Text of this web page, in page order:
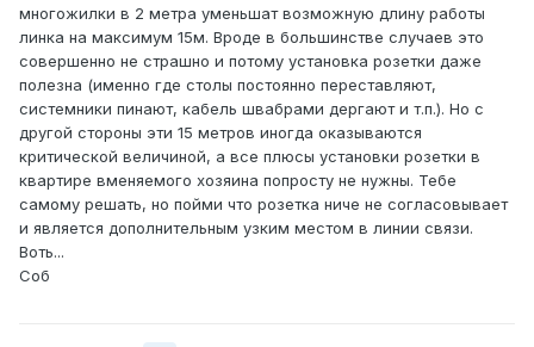
многожилки в 2 метра уменьшат возможную длину работы
линка на максимум 15м. Вроде в большинстве случаев это
совершенно не страшно и потому установка розетки даже
полезна (именно где столы постоянно переставляют,
системники пинают, кабель швабрами дергают и т.п.). Но с
другой стороны эти 15 метров иногда оказываются
критической величиной, а все плюсы установки розетки в
квартире вменяемого хозяина попросту не нужны. Тебе
самому решать, но пойми что розетка ниче не согласовывает
и является дополнительным узким местом в линии связи.
Воть...
Соб